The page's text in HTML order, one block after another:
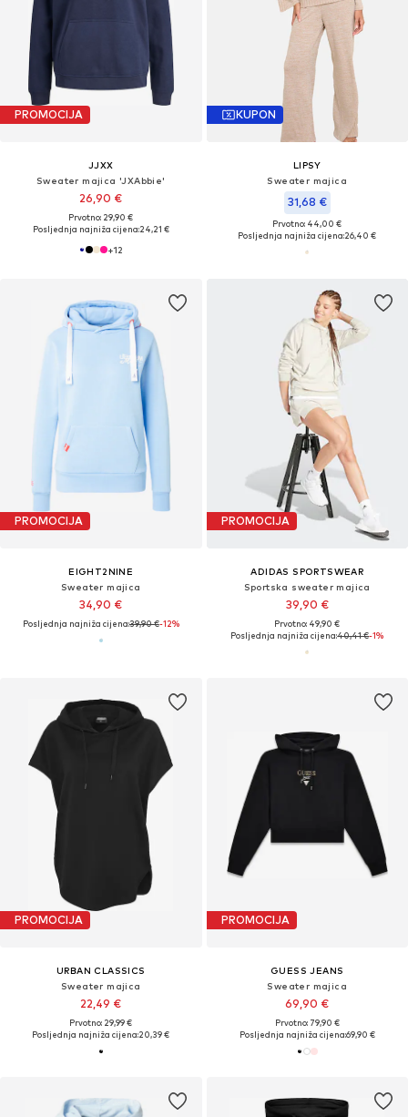
PROMOCIJA
JJXX
Sweater majica 'JXAbbie'
26,90 €
Prvotno: 29,90 €
Posljednja najniža cijena:24,21 €
+12
KUPON
LIPSY
Sweater majica
31,68 €
Prvotno: 44,00 €
Posljednja najniža cijena:26,40 €
PROMOCIJA
EIGHT2NINE
Sweater majica
34,90 €
Posljednja najniža cijena:39,90 €-12%
PROMOCIJA
ADIDAS SPORTSWEAR
Sportska sweater majica
39,90 €
Prvotno: 49,90 €
Posljednja najniža cijena:40,41 €-1%
PROMOCIJA
URBAN CLASSICS
Sweater majica
22,49 €
Prvotno: 29,99 €
Posljednja najniža cijena:20,39 €
PROMOCIJA
GUESS JEANS
Sweater majica
69,90 €
Prvotno: 79,90 €
Posljednja najniža cijena:69,90 €